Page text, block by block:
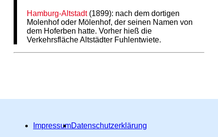
Hamburg-Altstadt(1899): nach dem dortigen
Molenhof oder Mölenhof, der seinen Namen von
dem Hoferben hatte. Vorher hieß die
Verkehrsfläche Altstädter Fuhlentwiete.
ImpressumDatenschutzerklärung